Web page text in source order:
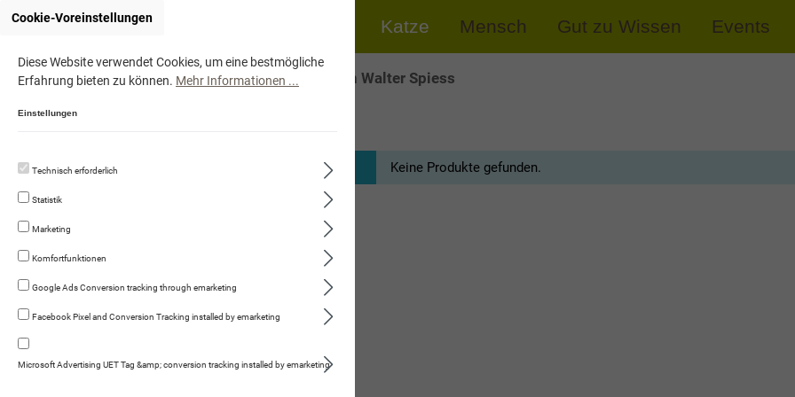
Katze Mensch Gut zu Wissen Events
Onlineshop von Walter Spiess
Katze
Fleischmenüs
Trockennahrung
Kauartikel/Leckerli
Keine Produkte gefunden.
Cookie-Voreinstellungen
Diese Website verwendet Cookies, um eine bestmögliche
Erfahrung bieten zu können. Mehr Informationen ...
Einstellungen
Technisch erforderlich
Statistik
Marketing
Komfortfunktionen
Google Ads Conversion tracking through emarketing
Facebook Pixel and Conversion Tracking installed by emarketing
Microsoft Advertising UET Tag &amp; conversion tracking installed by emarketing